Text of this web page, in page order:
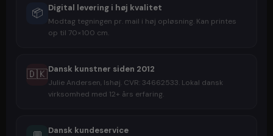
📦 Digital levering i høj kvalitet
Modtag tegningen pr. mail i høj opløsning. Kan printes
op til 70×100 cm.
🇩🇰Dansk kunstner siden 2012
Julie Andersen, Ishøj. CVR: 34662533. Lokal dansk
virksomhed med 12+ års erfaring.
Dansk kundeservice